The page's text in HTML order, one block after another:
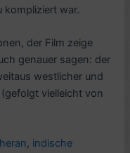
kompliziert war.
der Film zeige
genauer sagen: der
westlicher und
vielleicht von
, indische